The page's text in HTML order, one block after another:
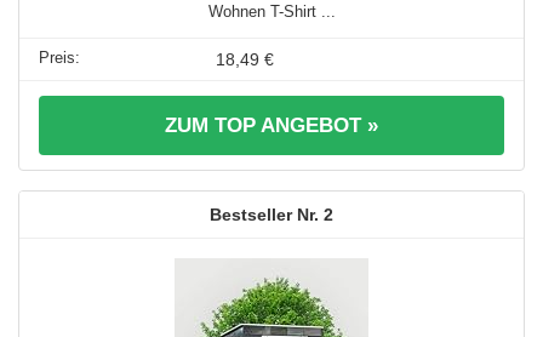
Wohnen T-Shirt ...
18,49 €
ZUM TOP ANGEBOT »
2